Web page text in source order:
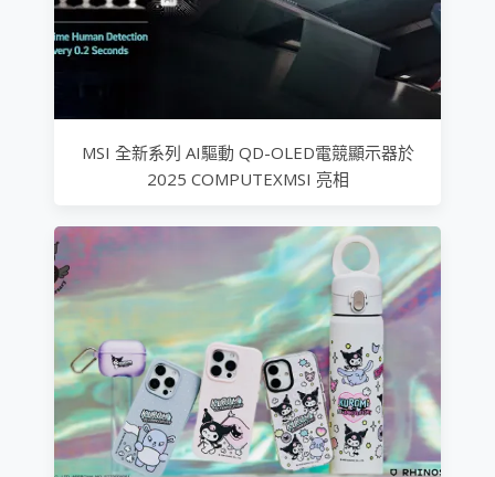
MSI 全新系列 AI驅動 QD-OLED電競顯示器於
2025 COMPUTEXMSI 亮相